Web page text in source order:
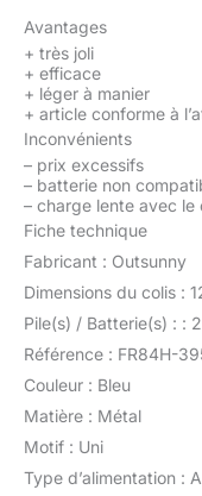
Avantages
+ très joli
+ efficace
+ léger à manier
+ article conforme à
Inconvénients
– prix excessifs
– batterie non
– charge lente avec le
Fiche technique
Fabricant : Outsunny
Dimensions du colis :
Pile(s) / Batterie(s) : :
Référence : FR84H-
Couleur : Bleu
Matière : Métal
Motif : Uni
Type d’alimentation :